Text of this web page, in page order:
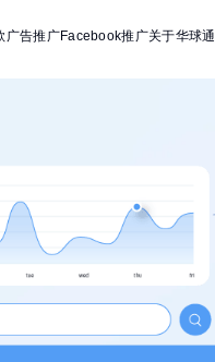
广告推广Facebook推广关于华球通